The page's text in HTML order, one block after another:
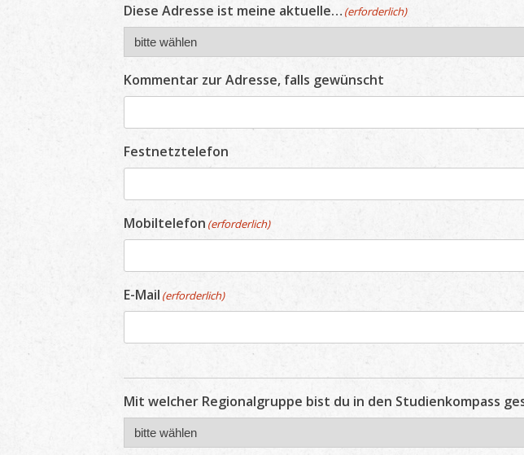
Diese Adresse ist meine aktuelle… (erforderlich)
Kommentar zur Adresse, falls gewünscht
Festnetztelefon
Mobiltelefon (erforderlich)
E-Mail (erforderlich)
Mit welcher Regionalgruppe bist du in den Studienkompass